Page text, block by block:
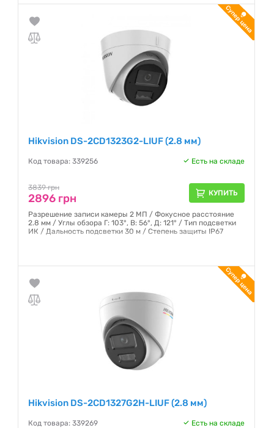
Hikvision DS-2CD1323G2-LIUF (2.8 мм)
Код товара: 339256 Есть на складе
3839 грн
2896 грн КУПИТЬ
Разрешение записи камеры 2 МП / Фокусное расстояние
2.8 мм / Углы обзора Г: 103°, В: 56°, Д: 121° / Тип подсветки
ИК / Дальность подсветки 30 м / Степень защиты IP67
Hikvision DS-2CD1327G2H-LIUF (2.8 мм)
Код товара: 339269 Есть на складе